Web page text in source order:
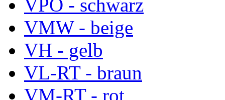
VPO - schwarz
VMW - beige
VH - gelb
VL-RT - braun
VM-RT - rot